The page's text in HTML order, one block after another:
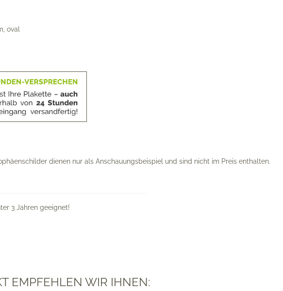
oval
dienen nur als Anschauungs­beispiel und sind nicht im Preis enthalten.
3 Jahren geeignet!
EMPFEHLEN WIR IHNEN: